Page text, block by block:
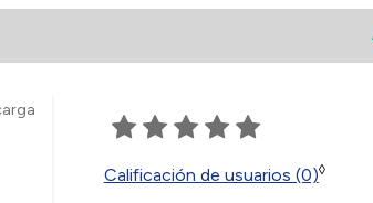
Calificación de usuarios (0)◊